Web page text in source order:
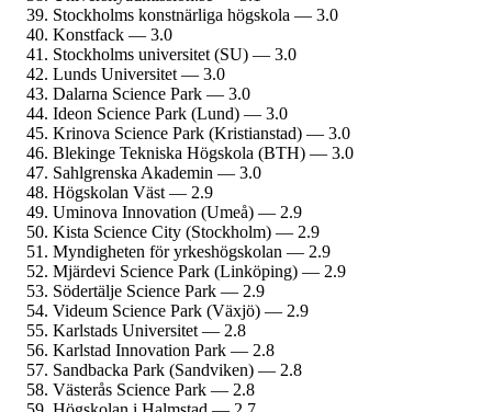
Stockholms konstnärliga högskola — 3.0
Konstfack — 3.0
Stockholms universitet (SU) — 3.0
Lunds Universitet — 3.0
Dalarna Science Park — 3.0
Ideon Science Park (Lund) — 3.0
Krinova Science Park (Kristianstad) — 3.0
Blekinge Tekniska Högskola (BTH) — 3.0
Sahlgrenska Akademin — 3.0
Högskolan Väst — 2.9
Uminova Innovation (Umeå) — 2.9
Kista Science City (Stockholm) — 2.9
Myndigheten för yrkes­högskolan — 2.9
Mjärdevi Science Park (Linköping) — 2.9
Södertälje Science Park — 2.9
Videum Science Park (Växjö) — 2.9
Karlstads Universitet — 2.8
Karlstad Innovation Park — 2.8
Sandbacka Park (Sandviken) — 2.8
Västerås Science Park — 2.8